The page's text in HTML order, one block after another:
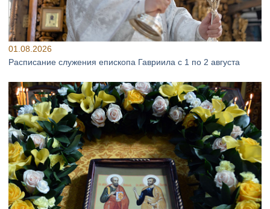
01.08.2026
Расписание служения епископа Гавриила с 1 по 2 августа